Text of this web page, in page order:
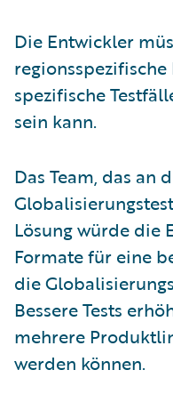
Die Entwickler
spezifische
sein kann.
Das Team, das an
Lösung würde die
Formate für eine
die
Bessere Tests
mehrere
werden können.